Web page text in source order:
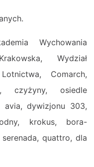
Wychowania
Wydział
Comarch,
czyżyny, osiedle
avia, dywizjonu 303,
krokus, bora-
quattro, dla